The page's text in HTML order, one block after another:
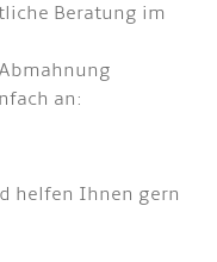
Beratung im
an:
helfen Ihnen gern